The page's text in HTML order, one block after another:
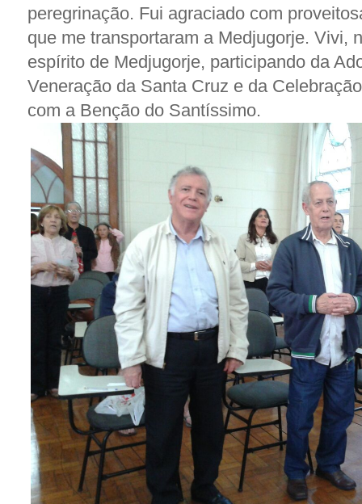
peregrinação. Fui agraciado com
que me transportaram a Medjugorje. Vivi,
espírito de Medjugorje, participando da
Veneração da Santa Cruz e da
com a Benção do Santíssimo.